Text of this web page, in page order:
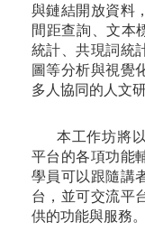
與鏈結開放資料
間距查詢、文本
統計、共現詞統
圖等分析與視覺
多人協同的人文研
本工作坊將
平台的各項功能
學員可以跟隨講
台，並可交流平
供的功能與服務。